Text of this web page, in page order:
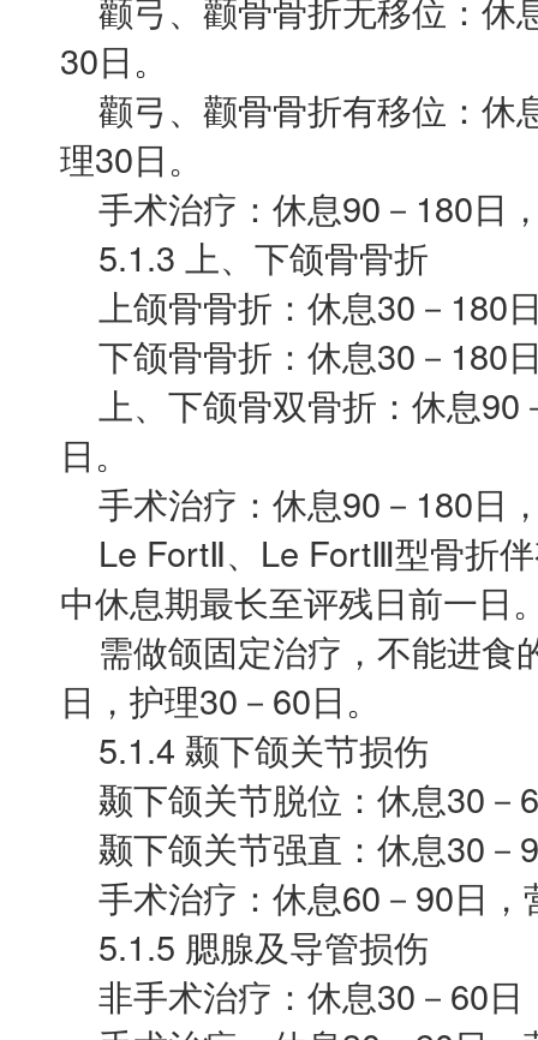
颧弓、颧骨骨折无移位：休
30日。
颧弓、颧骨骨折有移位：休
理30日。
手术治疗：休息90－180日
5.1.3 上、下颌骨骨折
上颌骨骨折：休息30－180
下颌骨骨折：休息30－180
上、下颌骨双骨折：休息90
日。
手术治疗：休息90－180日
Le FortⅡ、Le FortⅢ型骨折
中休息期最长至评残日前一日
需做颌固定治疗，不能进食
日，护理30－60日。
5.1.4 颞下颌关节损伤
颞下颌关节脱位：休息30－
颞下颌关节强直：休息30－
手术治疗：休息60－90日，
5.1.5 腮腺及导管损伤
非手术治疗：休息30－60日